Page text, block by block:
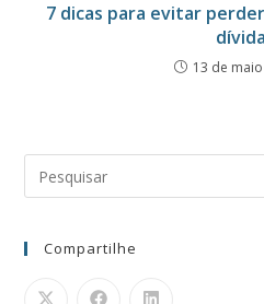
7 dicas para evitar
13 de
Compartilhe